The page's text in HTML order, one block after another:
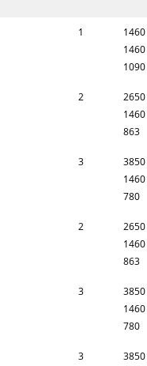
1
1090
2
863
3
780
2
863
3
780
3